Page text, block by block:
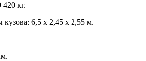
420 кг.
кузова: 6,5 х 2,45 х 2,55 м.